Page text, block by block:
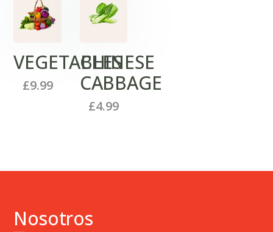
VEGETABLES
£9.99
CHINESE
CABBAGE
£4.99
Nosotros